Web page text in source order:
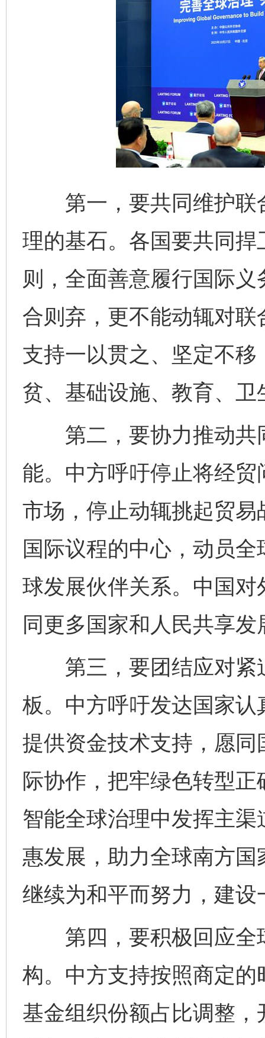
第一，要共同维护联
理的基石。各国要共同
则，全面善意履行国际
合则弃，更不能动辄对联
支持一以贯之、坚定不
贫、基础设施、教育、
第二，要协力推动共
能。中方呼吁停止将经
市场，停止动辄挑起贸
国际议程的中心，动员
球发展伙伴关系。中国
同更多国家和人民共享发
第三，要团结应对紧
板。中方呼吁发达国家
提供资金技术支持，愿
际协作，把牢绿色转型
智能全球治理中发挥主
惠发展，助力全球南方
继续为和平而努力，建
第四，要积极回应全
构。中方支持按照商定
基金组织份额占比调整